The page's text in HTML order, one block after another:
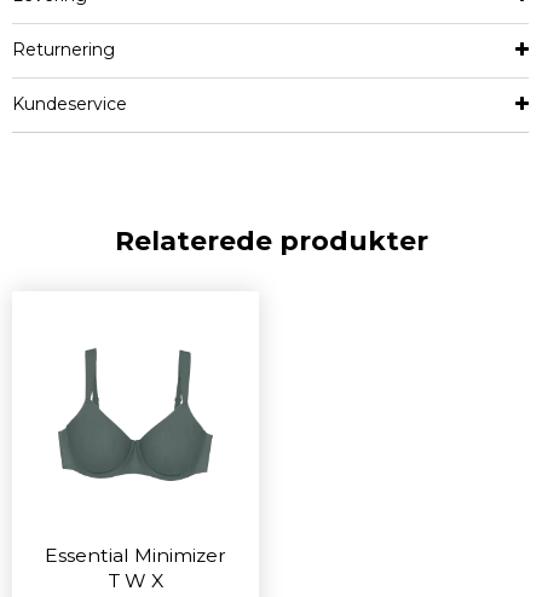
Returnering
Kundeservice
Relaterede produkter
Essential Minimizer
T W X